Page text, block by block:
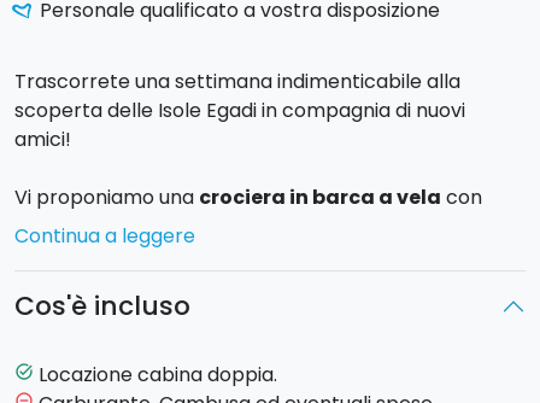
Personale qualificato a vostra disposizione
Trascorrete una settimana indimenticabile alla
scoperta delle Isole Egadi in compagnia di nuovi
amici!
Vi proponiamo una crociera in barca a vela con
imbarco alla cabina. Le Isole Egadi sono un paradiso,
un’oasi di pace a poche miglia di navigazione da
un fine settimana ed avere la sensazione di avere
Continua a leggere
Cos'è incluso
task_alt Locazione cabina doppia.